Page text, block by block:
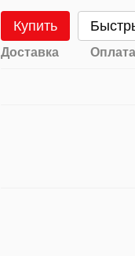
Купить
Доставка Оплата